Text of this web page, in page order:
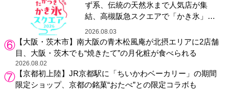
ず系、伝統の天然氷まで人気店が集
結、高槻阪急スクエアで「かき氷」祭
り
2026.08.03
【大阪・茨木市】南大阪の青木松風庵が北摂エリアに2店舗
目、大阪・茨木でも“焼きたて”の月化粧が食べられる
2026.08.02
【京都初上陸】JR京都駅に「ちいかわベーカリー」の期間
限定ショップ、京都の銘菓“おたべ”との限定コラボも